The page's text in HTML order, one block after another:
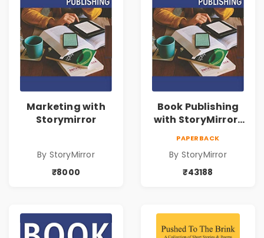
Marketing with
Storymirror
By StoryMirror
₹8000
Book Publishing
with StoryMirror |
PAPERBACK
By StoryMirror
₹43188